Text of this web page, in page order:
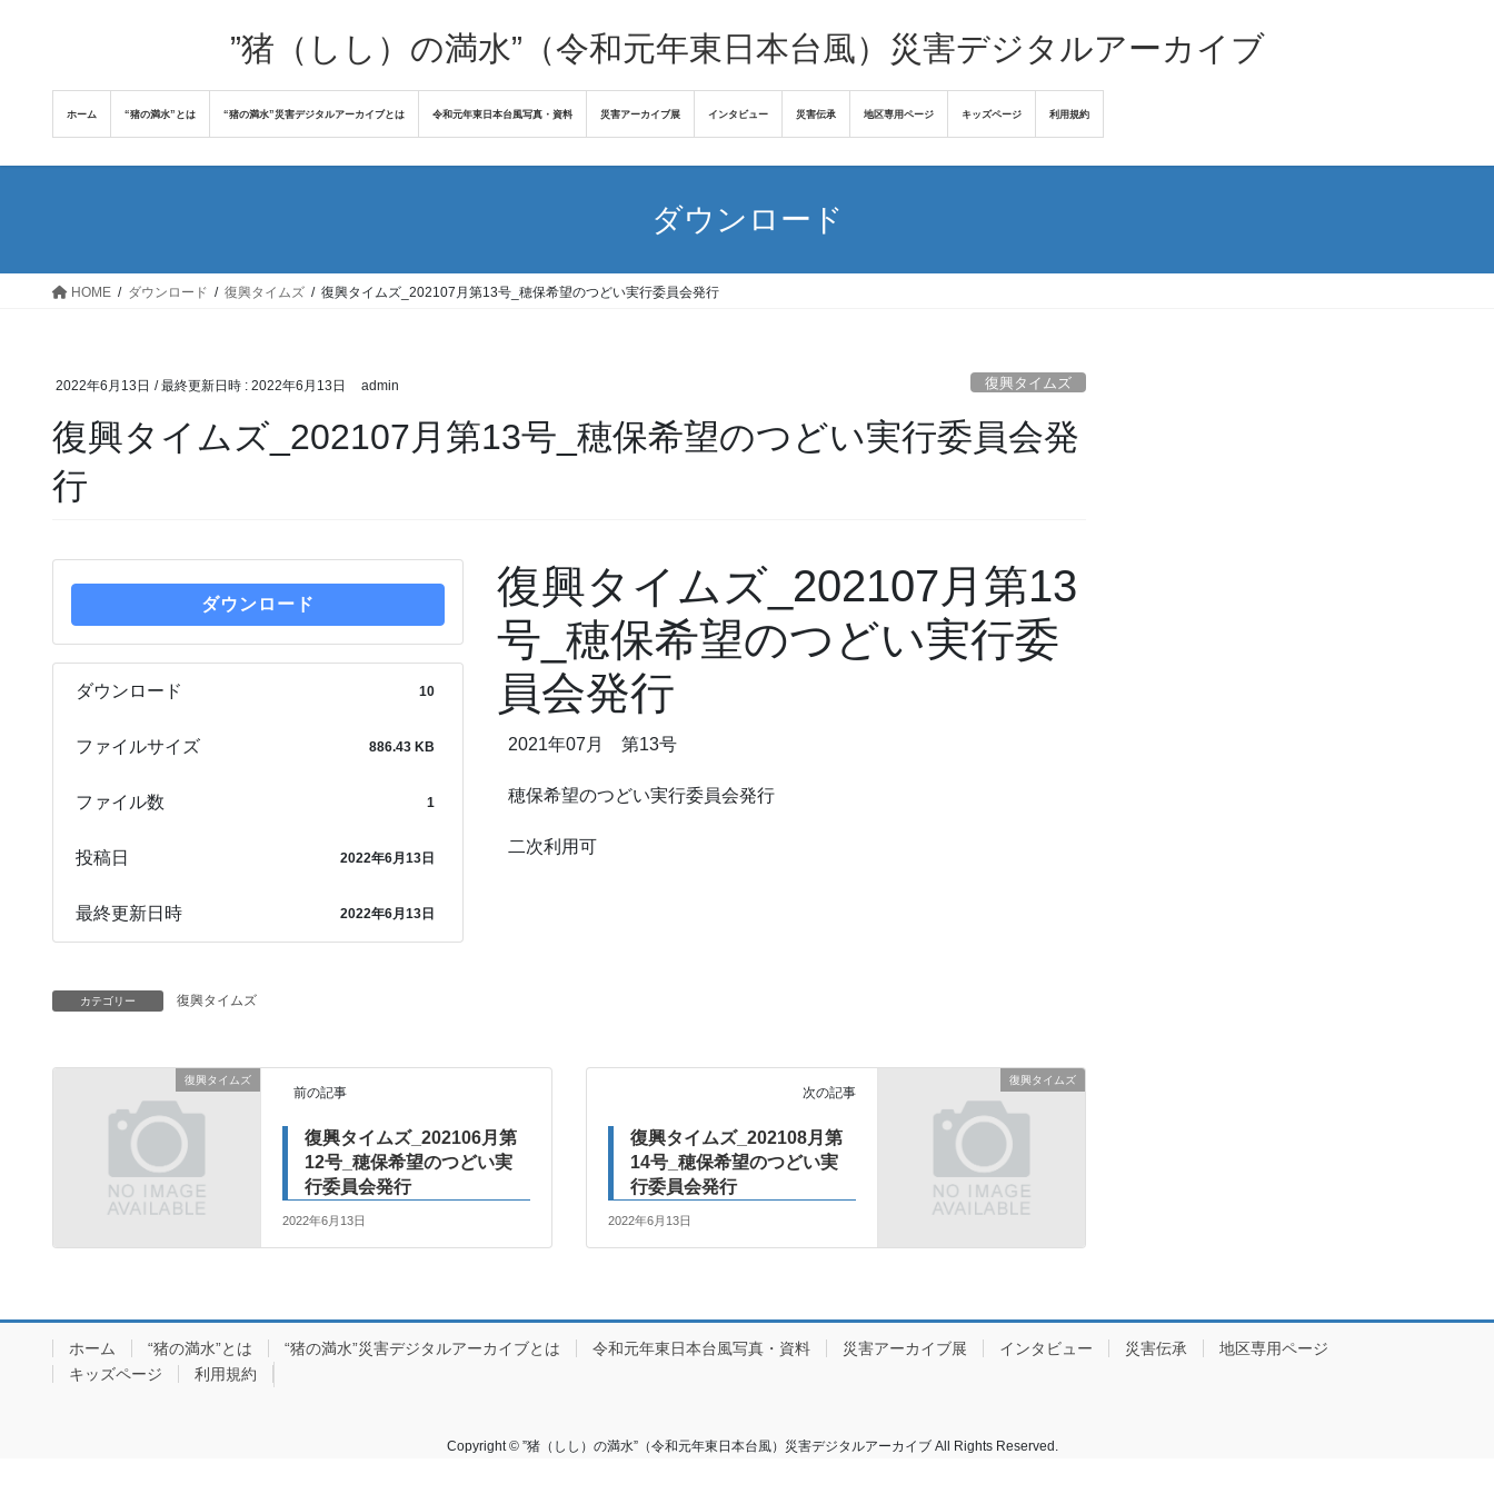
ス
ン
”猪（しし）の満水”（令和元年東日本台風）災害デジタルアーカイブ
ホーム “猪の満水”とは “猪の満水”災害デジタルアーカイブとは 令和元年東日本台風写真・資料 災害アーカイブ展 インタビュー 災害伝承 地区専用ページ キッズページ 利用規約
ダウンロード
HOME ダウンロード 復興タイムズ 復興タイムズ_202107月第13号_穂保希望のつどい実行委員会発行
2022年6月13日 / 最終更新日時 : 2022年6月13日 admin 復興タイムズ
復興タイムズ_202107月第13号_穂保希望のつどい実行委員会発
行
ダウンロード
ダウンロード 10
ファイルサイズ 886.43 KB
ファイル数 1
投稿日 2022年6月13日
最終更新日時 2022年6月13日
復興タイムズ_202107月第13
号_穂保希望のつどい実行委
員会発行
2021年07月 第13号
穂保希望のつどい実行委員会発行
二次利用可
カテゴリー 復興タイムズ
復興タイムズ
前の記事
復興タイムズ_202106月第
12号_穂保希望のつどい実
行委員会発行
2022年6月13日
復興タイムズ
次の記事
復興タイムズ_202108月第
14号_穂保希望のつどい実
行委員会発行
2022年6月13日
ホーム “猪の満水”とは “猪の満水”災害デジタルアーカイブとは 令和元年東日本台風写真・資料 災害アーカイブ展 インタビュー 災害伝承
地区専用ページ
キッズページ
利用規約
Copyright © ”猪（しし）の満水”（令和元年東日本台風）災害デジタルアーカイブ All Rights Reserved.